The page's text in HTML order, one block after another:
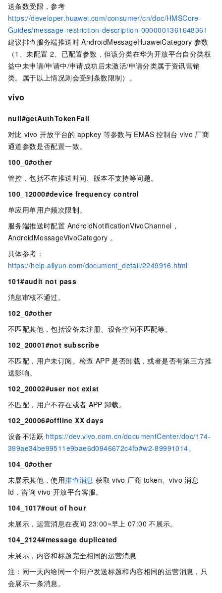
送条数受限，参考
https://developer.huawei.com/consumer/cn/doc/HMSCore-
Guides/message-restriction-description-0000001361648361
建议排查服务端推送时 AndroidMessageHuaweiCategory 参数
（1、未配置 2、已配置参数，但该分类在华为开放平台自分类权
益中未申请/申请中/申请成功后未激活/申请分类属于资讯营销
类。属于以上情况则会受到条数限制）。
vivo
null#getAuthTokenFail
对比 vivo 开放平台的 appkey 等参数与 EMAS 控制台 vivo 厂商
通道参数是否配置一致。
100_0#other
管控，包括不在推送时间、版本不支持等问题。
100_12000#device frequency control
单应用单用户频次限制。
服务端推送时配置 AndroidNotificationVivoChannel，
AndroidMessageVivoCategory 。
具体参考：
https://help.aliyun.com/document_detail/2249916.html
101#audit not pass
消息审核不通过。
102_0#other
不匹配其他，包括设备未注册、设备空间不匹配等。
102_20001#not subscribe
不匹配，用户未订阅。检查 APP 是否卸载，或者是否有第三方推
送影响。
102_20002#user not exist
不匹配，用户不存在或者 APP 卸载。
102_20006#offline XX days
设备不活跃 https://dev.vivo.com.cn/documentCenter/doc/174-
399ae34be99511e9bae6d0946672c4fb#w2-89991014。
104_0#other
未展示其他，使用排查消息 获取 vivo 厂商 token、vivo 消息
Id，咨询 vivo 开放平台客服。
104_1017#out of hour
未展示，运营消息在夜间 23:00~早上 07:00 不展示。
104_2124#message duplicated
未展示，内容和标题完全相同的运营消息
注：同一天内给同一个用户发送标题和内容相同的运营消息，只
会展示一条消息。